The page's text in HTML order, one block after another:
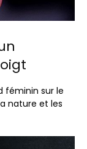
féminin sur le
nature et les